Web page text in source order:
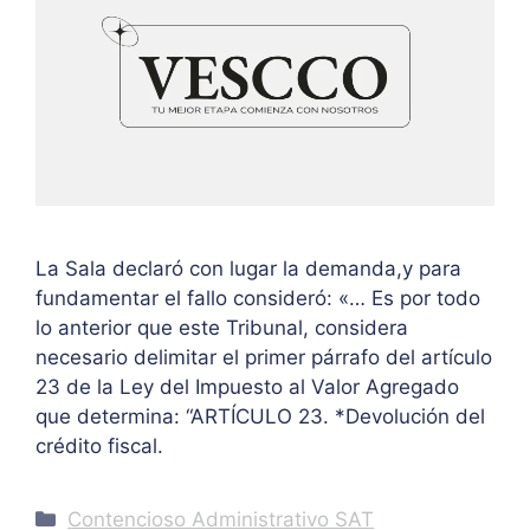
La Sala declaró con lugar la demanda,y para
fundamentar el fallo consideró: «… Es por todo
lo anterior que este Tribunal, considera
necesario delimitar el primer párrafo del artículo
23 de la Ley del Impuesto al Valor Agregado
que determina: “ARTÍCULO 23. *Devolución del
crédito fiscal.
Categories
Contencioso Administrativo SAT